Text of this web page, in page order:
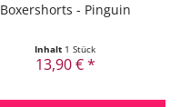
Boxershorts - Pinguin
Inhalt 1 Stück
13,90 € *